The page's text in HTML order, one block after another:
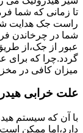
تا زمانی که شما
راست جک هدایت
شما در چرخاندن
عبور از جک،از
گردد.چرا که برای
میزان کافی در
علت خرابی
با آن که سیستم
دارد،اما ممکن